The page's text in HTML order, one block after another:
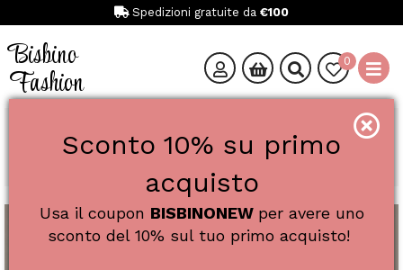
Spedizioni gratuite da €100
Sconto 10% su primo
acquisto
Usa il coupon BISBINONEW per avere uno
sconto del 10% sul tuo primo acquisto!
0
Bisbino
Fashion
SMITH X ART. 7320 SNEAKER DONNA
SMITH X ART. 7320 SNEAKER DONNA